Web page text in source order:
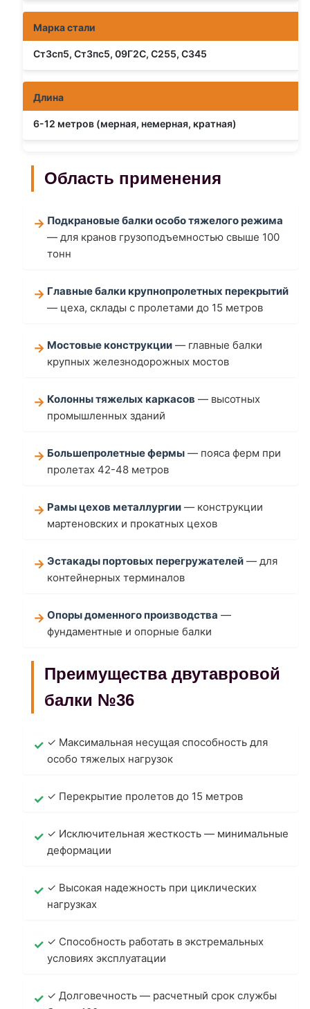
Марка стали
Ст3сп5, Ст3пс5, 09Г2С, С255, С345
Длина
6-12 метров (мерная, немерная, кратная)
Область применения
Подкрановые балки особо тяжелого режима
— для кранов грузоподъемностью свыше 100
тонн
Главные балки крупнопролетных перекрытий
— цеха, склады с пролетами до 15 метров
Мостовые конструкции — главные балки
крупных железнодорожных мостов
Колонны тяжелых каркасов — высотных
промышленных зданий
Большепролетные фермы — пояса ферм при
пролетах 42-48 метров
Рамы цехов металлургии — конструкции
мартеновских и прокатных цехов
Эстакады портовых перегружателей — для
контейнерных терминалов
Опоры доменного производства —
фундаментные и опорные балки
Преимущества двутавровой
балки №36
✓ Максимальная несущая способность для
особо тяжелых нагрузок
✓ Перекрытие пролетов до 15 метров
✓ Исключительная жесткость — минимальные
деформации
✓ Высокая надежность при циклических
нагрузках
✓ Способность работать в экстремальных
условиях эксплуатации
✓ Долговечность — расчетный срок службы